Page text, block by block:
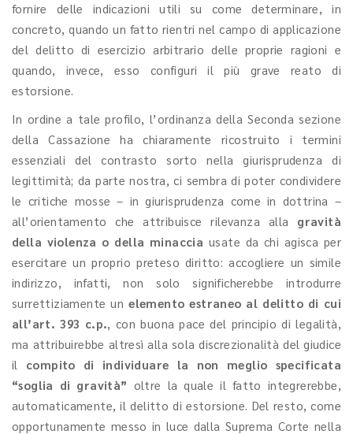
fornire delle indicazioni utili su come determinare, in
concreto, quando un fatto rientri nel campo di applicazione
del delitto di esercizio arbitrario delle proprie ragioni e
quando, invece, esso configuri il più grave reato di
estorsione.
In ordine a tale profilo, l’ordinanza della Seconda sezione
della Cassazione ha chiaramente ricostruito i termini
essenziali del contrasto sorto nella giurisprudenza di
legittimità; da parte nostra, ci sembra di poter condividere
le critiche mosse – in giurisprudenza come in dottrina –
all’orientamento che attribuisce rilevanza alla gravità
della violenza o della minaccia usate da chi agisca per
esercitare un proprio preteso diritto: accogliere un simile
indirizzo, infatti, non solo significherebbe introdurre
surrettiziamente unelemento estraneo al delitto di cui
all’art. 393 c.p., con buona pace del principio di legalità,
ma attribuirebbe altresì alla sola discrezionalità del giudice
il compito di individuare la non meglio specificata
“soglia di gravità” oltre la quale il fatto integrerebbe,
automaticamente, il delitto di estorsione. Del resto, come
opportunamente messo in luce dalla Suprema Corte nella